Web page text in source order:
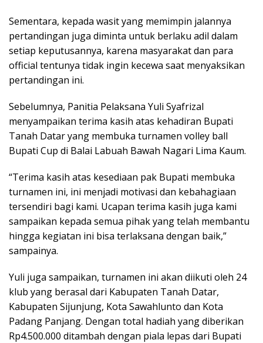
Sementara, kepada wasit yang memimpin jalannya
pertandingan juga diminta untuk berlaku adil dalam
setiap keputusannya, karena masyarakat dan para
official tentunya tidak ingin kecewa saat menyaksikan
pertandingan ini.
Sebelumnya, Panitia Pelaksana Yuli Syafrizal
menyampaikan terima kasih atas kehadiran Bupati
Tanah Datar yang membuka turnamen volley ball
Bupati Cup di Balai Labuah Bawah Nagari Lima Kaum.
“Terima kasih atas kesediaan pak Bupati membuka
turnamen ini, ini menjadi motivasi dan kebahagiaan
tersendiri bagi kami. Ucapan terima kasih juga kami
sampaikan kepada semua pihak yang telah membantu
hingga kegiatan ini bisa terlaksana dengan baik,”
sampainya.
Yuli juga sampaikan, turnamen ini akan diikuti oleh 24
klub yang berasal dari Kabupaten Tanah Datar,
Kabupaten Sijunjung, Kota Sawahlunto dan Kota
Padang Panjang. Dengan total hadiah yang diberikan
Rp4.500.000 ditambah dengan piala lepas dari Bupati